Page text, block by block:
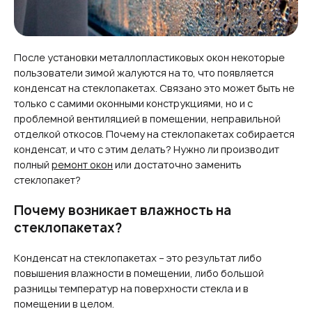
После установки металлопластиковых окон некоторые
пользователи зимой жалуются на то, что появляется
конденсат на стеклопакетах. Связано это может быть не
только с самими оконными конструкциями, но и с
проблемной вентиляцией в помещении, неправильной
отделкой откосов. Почему на стеклопакетах собирается
конденсат, и что с этим делать? Нужно ли производит
полный ремонт окон или достаточно заменить
стеклопакет?
Почему возникает влажность на
стеклопакетах?
Конденсат на стеклопакетах – это результат либо
повышения влажности в помещении, либо большой
разницы температур на поверхности стекла и в
помещении в целом.